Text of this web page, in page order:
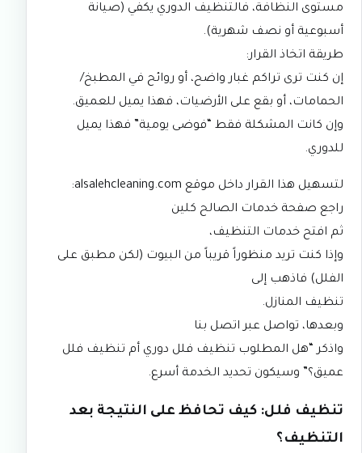
مستوى النظافة، فالتنظيف الدوري يكفي (صيانة
أسبوعية أو نصف شهرية).
طريقة اتخاذ القرار:
إن كنت ترى تراكم غبار واضح، أو روائح في المطبخ/
الحمامات، أو بقع على الأرضيات، فهذا يميل للعميق.
وإن كانت المشكلة فقط “فوضى يومية” فهذا يميل
للدوري.
لتسهيل هذا القرار داخل موقع alsalehcleaning.com
:
راجع صفحة خدمات الصالح كلين
ثم افتح خدمات التنظيف،
وإذا كنت تريد منظوراً قريباً من البيوت (لكن مطبق على
الفلل) فاذهب إلى
تنظيف المنازل.
وبعدها، تواصل عبر اتصل بنا
واذكر “هل المطلوب تنظيف فلل دوري أم تنظيف فلل
عميق؟” وسيكون تحديد الخدمة أسرع.
تنظيف فلل: كيف تحافظ على النتيجة بعد
التنظيف؟